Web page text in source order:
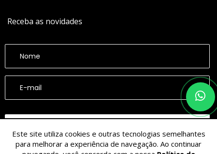
Receba as novidades
Este site utiliza cookies e outras tecnologias semelhantes
para melhorar a experiência de navegação. Ao continuar